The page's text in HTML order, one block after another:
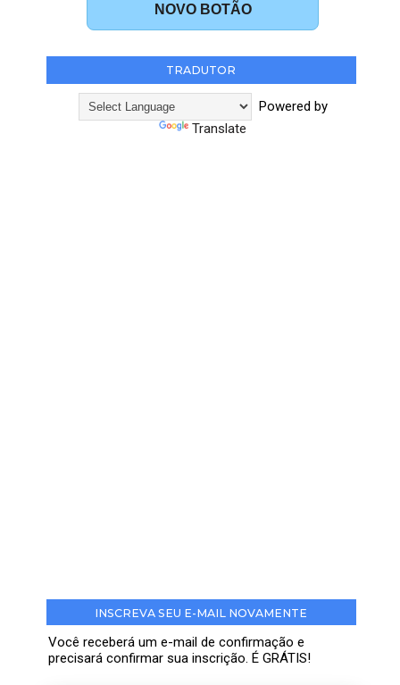
NOVO BOTÃO
TRADUTOR
Powered by
Translate
INSCREVA SEU E-MAIL NOVAMENTE
Você receberá um e-mail de confirmação e
precisará confirmar sua inscrição. É GRÁTIS!